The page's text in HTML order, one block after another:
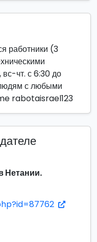
работники (3
чт. с 6:30 до
с любыми
rabotaisrael123
Нетании.